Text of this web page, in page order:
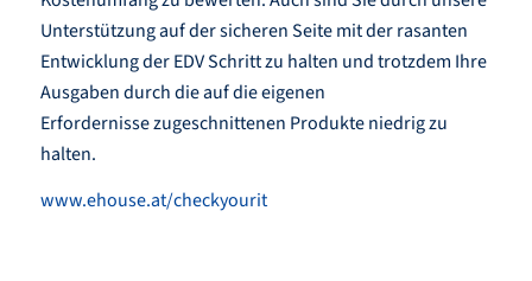
Unterstützung auf der sicheren Seite mit der rasanten
Entwicklung der EDV Schritt zu halten und trotzdem Ihre
Ausgaben durch die auf die eigenen
Erfordernisse zugeschnittenen Produkte niedrig zu
halten.
www.ehouse.at/checkyourit